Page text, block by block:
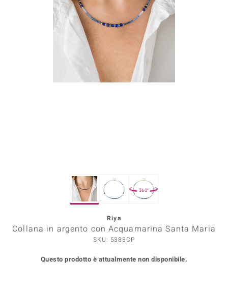
360°
Riya
Collana in argento con Acquamarina Santa Maria
SKU: 5383CP
Questo prodotto è attualmente non disponibile.